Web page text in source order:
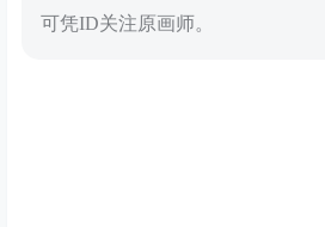
可凭ID关注原画师。